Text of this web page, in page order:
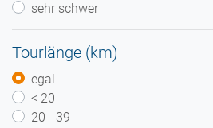
sehr schwer
Tourlänge (km)
egal
< 20
20 - 39